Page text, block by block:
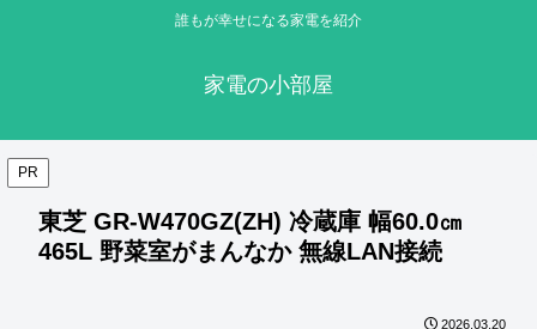
誰もが幸せになる家電を紹介
家電の小部屋
PR
東芝 GR-W470GZ(ZH) 冷蔵庫 幅60.0㎝
465L 野菜室がまんなか 無線LAN接続
2026.03.20